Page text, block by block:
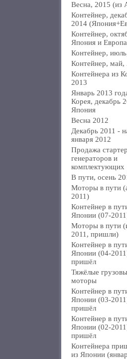
Весна, 2015 (из
Контейнер,
2014
Контейнер,
Япония и
Контейнер,
Контейнер, май,
Контейнера из
2013
Январь 2013
Корея, декабрь
Япония
Весна 2012
Декабрь 2011 -
января 2012
Продажа
генераторов и
комплектующих
В пути, осень
Моторы в пути
2011)
Контейнер в
Японии (07-
Моторы в пути
2011, пришли)
Контейнер в
Японии (04-
пришёл
Тяжёлые
моторы
Контейнер в
Японии (03-
пришёл
Контейнер в
Японии (02-
пришёл
Контейнера
из Японии